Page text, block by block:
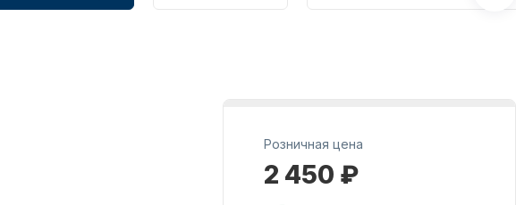
Масла для лодочных
Розничная цена
2 450 ₽